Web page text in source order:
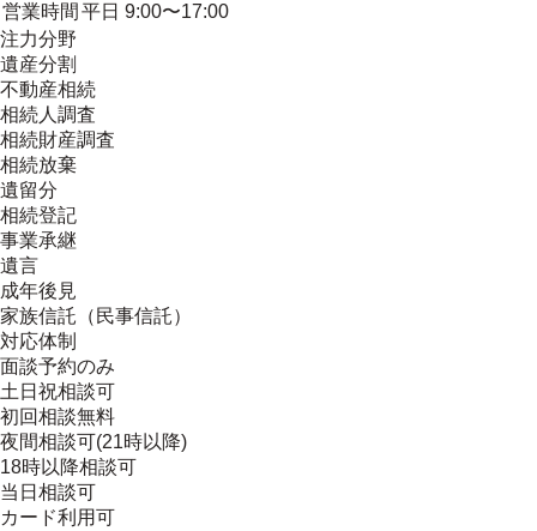
営業時間 平日 9:00〜17:00
注力分野
遺産分割
不動産相続
相続人調査
相続財産調査
相続放棄
遺留分
相続登記
事業承継
遺言
成年後見
家族信託（民事信託）
対応体制
面談予約のみ
土日祝相談可
初回相談無料
夜間相談可(21時以降)
18時以降相談可
当日相談可
カード利用可